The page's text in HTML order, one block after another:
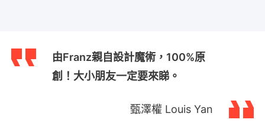
由Franz親自設計魔術，100%原
創！大小朋友一定要來睇。
甄澤權 Louis Yan